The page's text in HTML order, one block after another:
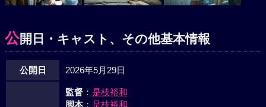
公開日・キャスト、その他基本情報
公開日 2026年5月29日
監督：是枝裕和